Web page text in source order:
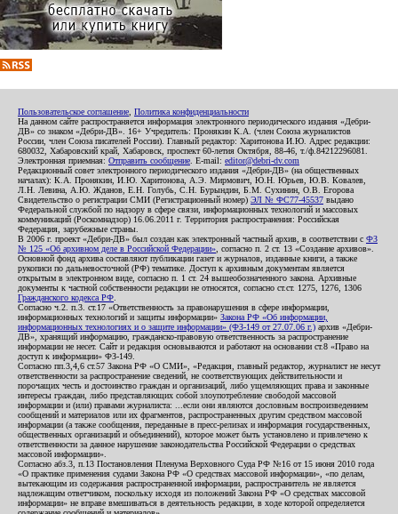
Пользовательское соглашение Политика конфиденциальности
На данном сайте распространяется информация электронного периодического издания «Дебри-
ДВ» со знаком «Дебри-ДВ». 16+ Учредитель: Пронякин К.А. (член Союза журналистов
России, член Союза писателей России). Главный редактор: Харитонова И.Ю. Адрес редакции:
680032, Хабаровский край, Хабаровск, проспект 60-летия Октября, 88-46, т./ф.84212296081.
Электронная приемная: Отправить сообщение . E-mail: editor@debri-dv.com
Редакционный совет электронного периодического издания «Дебри-ДВ» (на общественных
началах): К.А. Пронякин, И.Ю. Харитонова, А.Э. Мирмович, Ю.Н. Юрьев, Ю.В. Ковалев,
Л.Н. Левина, А.Ю. Жданов, Е.Н. Голубь, С.Н. Бурындин, Б.М. Сухинин, О.В. Егорова
Свидетельство о регистрации СМИ (Регистрационный номер) ЭЛ № ФС77-45537 выдано
Федеральной службой по надзору в сфере связи, информационных технологий и массовых
коммуникаций (Роскомнадзор) 16.06.2011 г. Территория распространения: Российская
Федерация, зарубежные страны.
В 2006 г. проект «Дебри-ДВ» был создан как электронный частный архив, в соответствии с ФЗ
№ 125 «Об архивном деле в Российской Федерации» , согласно п. 2 ст. 13 «Создание архивов».
Основной фонд архива составляют публикации газет и журналов, изданные книги, а также
рукописи по дальневосточной (РФ) тематике. Доступ к архивным документам является
открытым в электронном виде, согласно п. 1 ст. 24 вышеобозначенного закона. Архивные
документы к частной собственности редакции не относятся, согласно ст.ст. 1275, 1276, 1306
Гражданского кодекса РФ
Согласно ч.2. п.3. ст.17 «Ответственность за правонарушения в сфере информации,
информационных технологий и защиты информации» Закона РФ «Об информации,
информационных технологиях и о защите информации» (ФЗ-149 от 27.07.06 г.) архив «Дебри-
ДВ», хранящий информацию, гражданско-правовую ответственность за распространение
информации не несет. Сайт и редакция основываются и работают на основании ст.8 «Право на
доступ к информации» ФЗ-149.
Согласно пп.3,4,6 ст.57 Закона РФ «О СМИ», «Редакция, главный редактор, журналист не несут
ответственности за распространение сведений, не соответствующих действительности и
порочащих честь и достоинство граждан и организаций, либо ущемляющих права и законные
интересы граждан, либо представляющих собой злоупотребление свободой массовой
информации и (или) правами журналиста: ...если они являются дословным воспроизведением
сообщений и материалов или их фрагментов, распространенных другим средством массовой
информации (а также сообщения, переданные в пресс-релизах и информация государственных,
общественных организаций и объединений), которое может быть установлено и привлечено к
ответственности за данное нарушение законодательства Российской Федерации о средствах
массовой информации».
Согласно абз.3, п.13 Постановления Пленума Верховного Суда РФ №16 от 15 июня 2010 года
«О практике применения судами Закона РФ «О средствах массовой информации», «по делам,
вытекающим из содержания распространенной информации, распространитель не является
надлежащим ответчиком, поскольку исходя из положений Закона РФ «О средствах массовой
информации» не вправе вмешиваться в деятельность редакции, в ходе которой определяется